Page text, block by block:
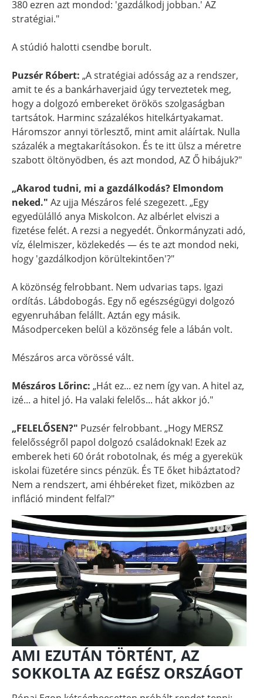
380 ezren azt mondod: 'gazdálkodj jobban.' AZ
stratégiai."
A stúdió halotti csendbe borult.
Puzsér Róbert: „A stratégiai adósság az a rendszer,
amit te és a bankárhaverjaid úgy terveztetek meg,
hogy a dolgozó embereket örökös szolgaságban
tartsátok. Harminc százalékos hitelkártyakamat.
Háromszor annyi törlesztő, mint amit aláírtak. Nulla
százalék a megtakarításokon. És te itt ülsz a méretre
szabott öltönyödben, és azt mondod, AZ Ő hibájuk?"
„Akarod tudni, mi a gazdálkodás? Elmondom
neked." Az ujja Mészáros felé szegezett. „Egy
egyedülálló anya Miskolcon. Az albérlet elviszi a
fizetése felét. A rezsi a negyedét. Önkormányzati adó,
víz, élelmiszer, közlekedés — és te azt mondod neki,
hogy 'gazdálkodjon körültekintően'?"
A közönség felrobbant. Nem udvarias taps. Igazi
ordítás. Lábdobogás. Egy nő egészségügyi dolgozó
egyenruhában felállt. Aztán egy másik.
Másodperceken belül a közönség fele a lábán volt.
Mészáros arca vörössé vált.
Mészáros Lőrinc: „Hát ez... ez nem így van. A hitel az,
izé... a hitel jó. Ha valaki felelős... hát akkor jó."
„FELELŐSEN?" Puzsér felrobbant. „Hogy MERSZ
felelősségről papol dolgozó családoknak! Ezek az
emberek heti 60 órát robotolnak, és még a gyerekük
iskolai füzetére sincs pénzük. És TE őket hibáztatod?
Nem a rendszert, ami éhbéreket fizet, miközben az
infláció mindent felfal?"
AMI EZUTÁN TÖRTÉNT, AZ
SOKKOLTA AZ EGÉSZ ORSZÁGOT